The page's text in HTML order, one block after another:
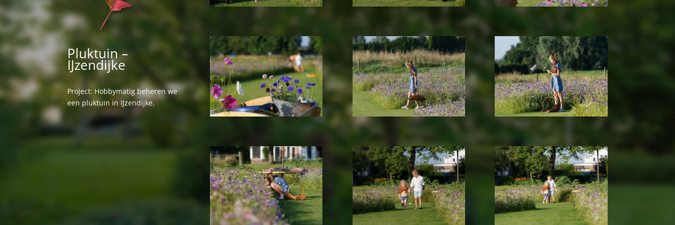
Pluktuin –
IJzendijke
Project: Hobbymatig beheren we
een pluktuin in IJzendijke.